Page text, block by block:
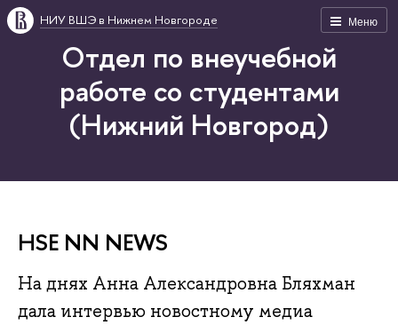
Меню
НИУ ВШЭ в Нижнем Новгороде
Отдел по внеучебной
работе со студентами
(Нижний Новгород)
HSE NN NEWS
На днях Анна Александровна Бляхман
дала интервью новостному медиа